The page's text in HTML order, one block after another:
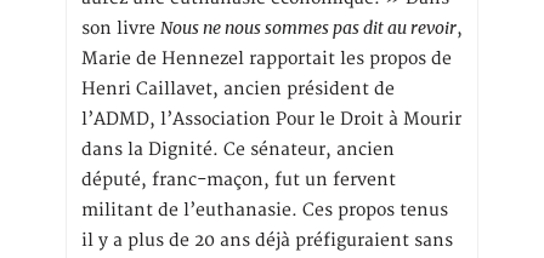
son livre Nous ne nous sommes pas dit au revoir,
Marie de Hennezel rapportait les propos de
Henri Caillavet, ancien président de
l’ADMD, l’Association Pour le Droit à Mourir
dans la Dignité. Ce sénateur, ancien
député, franc-maçon, fut un fervent
militant de l’euthanasie. Ces propos tenus
il y a plus de 20 ans déjà préfiguraient sans